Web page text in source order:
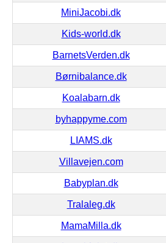
MiniJacobi.dk
Kids-world.dk
BarnetsVerden.dk
Børnibalance.dk
Koalabarn.dk
byhappyme.com
LIAMS.dk
Villavejen.com
Babyplan.dk
Tralaleg.dk
MamaMilla.dk